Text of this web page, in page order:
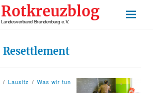
Rotkreuzblog
Landesverband Brandenburg e.V.
Resettlement
Lausitz
Was wir tun